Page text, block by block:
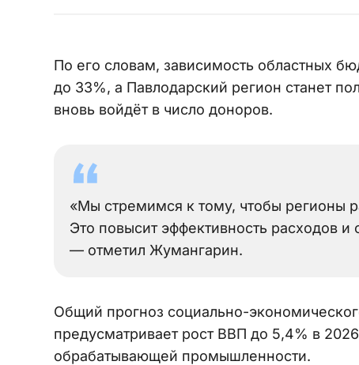
По его словам, зависимость областных
до 33%, а Павлодарский регион станет
вновь войдёт в число доноров.
«Мы стремимся к тому, чтобы регионы
Это повысит эффективность расходов и
— отметил Жумангарин.
Общий прогноз социально-
предусматривает рост ВВП до 5,4% в
обрабатывающей промышленности.